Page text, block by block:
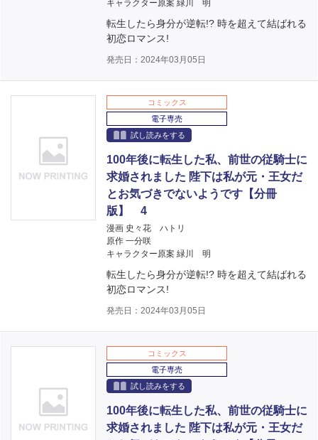
キャラクター原案 緑川 明
転生したら身分が逆転!? 時を超えて結ばれる
初恋ロマンス!
発売日：2024年03月05日
コミックス
電子専売
試し読みをする
100年後に転生した私、前世の従騎士に
求婚されました 陛下は私が元・王女だ
とお気づきでないようです【分冊
版】 4
漫画 史々花 ハトリ
原作 一分咲
キャラクター原案 緑川 明
転生したら身分が逆転!? 時を超えて結ばれる
初恋ロマンス!
発売日：2024年03月05日
コミックス
電子専売
試し読みをする
100年後に転生した私、前世の従騎士に
求婚されました 陛下は私が元・王女だ